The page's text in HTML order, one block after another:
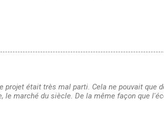
projet était très mal parti. Cela ne pouvait que
le marché du siècle. De la même façon que